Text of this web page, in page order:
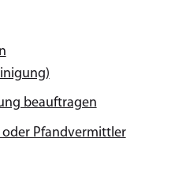
beauftragen
oder Pfandvermittler